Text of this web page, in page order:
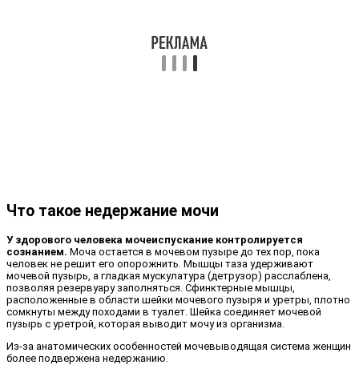
Что такое недержание мочи
У здорового человека мочеиспускание контролируется
сознанием. Моча остается в мочевом пузыре до тех пор, пока
человек не решит его опорожнить. Мышцы таза удерживают
мочевой пузырь, а гладкая мускулатура (детрузор) расслаблена,
позволяя резервуару заполняться. Сфинктерные мышцы,
расположенные в области шейки мочевого пузыря и уретры, плотно
сомкнуты между походами в туалет. Шейка соединяет мочевой
пузырь с уретрой, которая выводит мочу из организма.
Из-за анатомических особенностей мочевыводящая система женщин
более подвержена недержанию.